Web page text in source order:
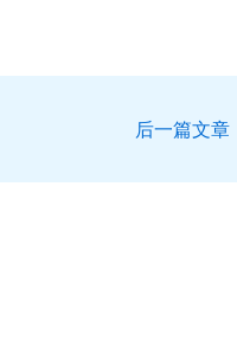
后一篇文章